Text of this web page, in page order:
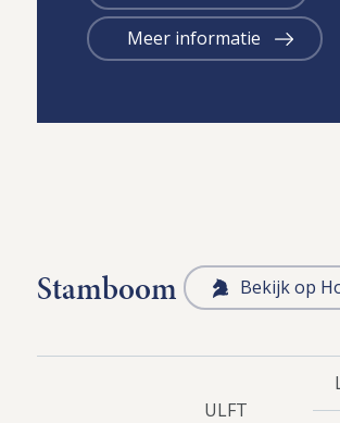
Meer informatie
Stamboom Bekijk op
ULFT